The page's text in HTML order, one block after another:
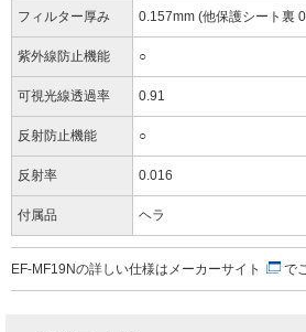
フィルター厚み 0.157mm (他保護シート裏
紫外線防止機能 ○
可視光線透過率 0.91
反射防止機能 ○
反射率 0.016
付属品 ヘラ
EF-MF19Nの詳しい仕様は メーカーサイト で